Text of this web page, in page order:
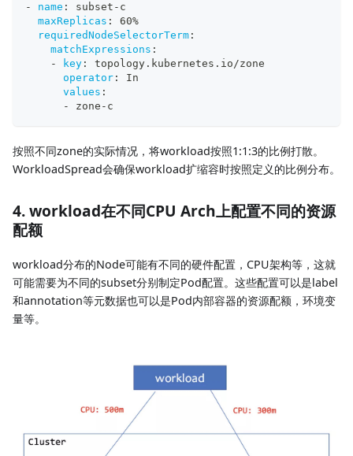
-
name : subset - c
maxReplicas :
60%
requiredNodeSelectorTerm :
matchExpressions :
-
key :
topology.kubernetes.io/zone
operator :
In
values :
-
zone - c
按照不同zone的实际情况，将workload按照1:1:3的比例打散。
WorkloadSpread会确保workload扩缩容时按照定义的比例分布。
4. workload在不同CPU Arch上配置不同的资源
配额
workload分布的Node可能有不同的硬件配置，CPU架构等，这就
可能需要为不同的subset分别制定Pod配置。这些配置可以是label
和annotation等元数据也可以是Pod内部容器的资源配额，环境变
量等。